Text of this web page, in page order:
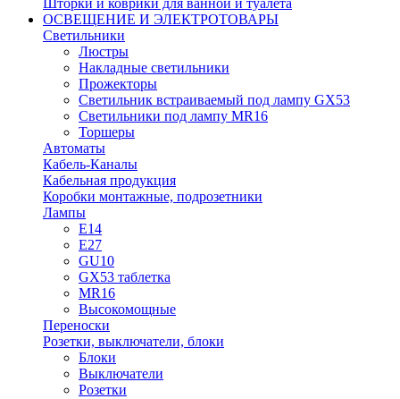
Шторки и коврики для ванной и туалета
ОСВЕЩЕНИЕ И ЭЛЕКТРОТОВАРЫ
Светильники
Люстры
Накладные светильники
Прожекторы
Светильник встраиваемый под лампу GX53
Светильники под лампу MR16
Торшеры
Автоматы
Кабель-Каналы
Кабельная продукция
Коробки монтажные, подрозетники
Лампы
E14
E27
GU10
GX53 таблетка
MR16
Высокомощные
Переноски
Розетки, выключатели, блоки
Блоки
Выключатели
Розетки